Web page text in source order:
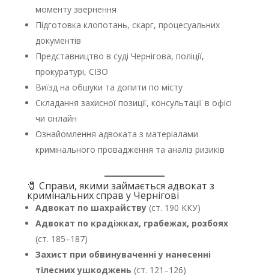
моменту звернення
Підготовка клопотань, скарг, процесуальних
документів
Представництво в суді Чернігова, поліції,
прокуратурі, СІЗО
Виїзд на обшуки та допити по місту
Складання захисної позиції, консультації в офісі
чи онлайн
Ознайомлення адвоката з матеріалами
кримінального провадження та аналіз ризиків
🧷 Справи, якими займається адвокат з
кримінальних справ у Чернігові
Адвокат по шахрайству(ст. 190 ККУ)
Адвокат по крадіжках, грабежах, розбоях
(ст. 185–187)
Захист при обвинуваченні у нанесенні
тілесних ушкоджень (ст. 121–126)